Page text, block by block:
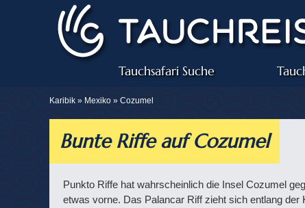
Tauchsafari Suche
Karibik » Mexiko » Cozumel
Bunte Riffe auf Cozumel
Punkto Riffe hat wahrscheinlich die Insel Cozumel
etwas vorne. Das Palancar Riff zieht sich entlang der